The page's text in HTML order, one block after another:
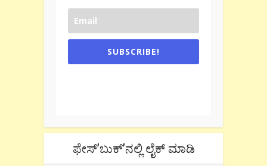
SUBSCRIBE!
ಫೇಸ್’ಬುಕ್’ನಲ್ಲಿ ಲೈಕ್ ಮಾಡಿ